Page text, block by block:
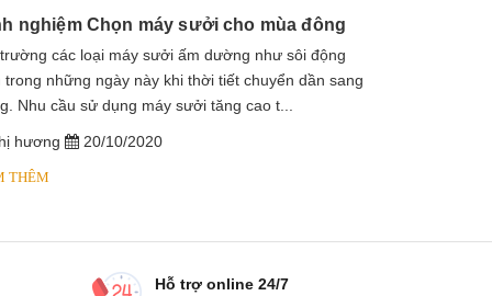
nghiệm Chọn máy sưởi cho mùa đông
các loại máy sưởi ấm dường như sôi động
trong những ngày này khi thời tiết chuyển dần sang
Nhu cầu sử dụng máy sưởi tăng cao t...
hương 20/10/2020
THÊM
Hỗ trợ online 24/7